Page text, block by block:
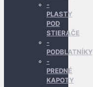
PLASTY
POD
STIERAČE
PODBLATNÍKY
PREDNÉ
KAPOTY